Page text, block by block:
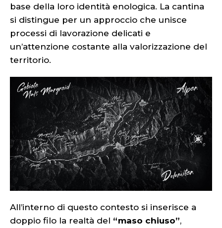
base della loro identità enologica. La cantina
si distingue per un approccio che unisce
processi di lavorazione delicati e
un’attenzione costante alla valorizzazione del
territorio.
All’interno di questo contesto si inserisce a
doppio filo la realtà del “maso chiuso”,